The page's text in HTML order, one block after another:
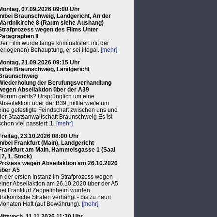
07.09.2026 09:00 Uhr
bei Braunschweig, Landgericht, An der
8 (Raum siehe Aushang)
wegen des Films Unter
II
Film wurde lange kriminalisiert mit der
Behauptung, er sei illegal. [mehr]
21.09.2026 09:15 Uhr
bei Braunschweig, Landgericht
der Berufungsverhandlung
Abseilaktion über der A39
gehts? Ursprünglich um eine
über der B39, mittlerweile um
gefestigte Feindschaft zwischen uns und
Staatsanwaltschaft Braunschweig Es ist
viel passiert: 1. [mehr]
23.10.2026 08:00 Uhr
bei Frankfurt (Main), Landgericht
am Main, Hammelsgasse 1 (Saal
1. Stock)
wegen Abseilaktion am 26.10.2020
A5
der ersten Instanz im Strafprozess wegen
Abseilaktion am 26.10.2020 über der A5
Frankfurt Zeppelinheim wurden
Strafen verhängt - bis zu neun
Haft (auf Bewährung). [mehr]